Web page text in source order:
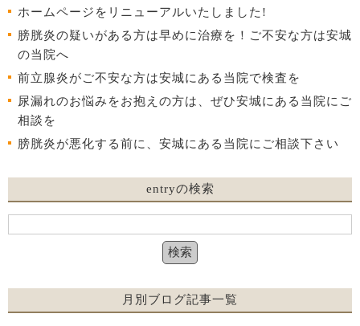
ホームページをリニューアルいたしました!
膀胱炎の疑いがある方は早めに治療を！ご不安な方は安城
の当院へ
前立腺炎がご不安な方は安城にある当院で検査を
尿漏れのお悩みをお抱えの方は、ぜひ安城にある当院にご
相談を
膀胱炎が悪化する前に、安城にある当院にご相談下さい
entryの検索
月別ブログ記事一覧